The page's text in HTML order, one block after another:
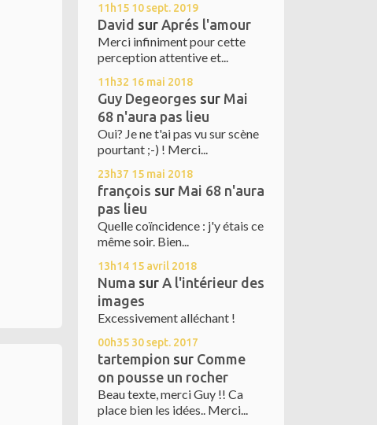
11h15 10sept. 2019
David sur Aprés l'amour
Merci infiniment pour cette
perception attentive et...
11h32 16 mai 2018
Guy Degeorges sur Mai
68 n'aura pas lieu
Oui? Je ne t'ai pas vu sur scène
pourtant ;-) ! Merci...
23h37 15 mai 2018
françois sur Mai 68 n'aura
pas lieu
Quelle coïncidence : j'y étais ce
même soir. Bien...
13h14 15 avril 2018
Numa sur A l'intérieur des
images
Excessivement alléchant !
00h35 30sept. 2017
tartempion sur Comme
on pousse un rocher
Beau texte, merci Guy !! Ca
place bien les idées.. Merci...